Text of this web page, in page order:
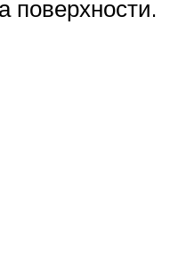
поверхности.